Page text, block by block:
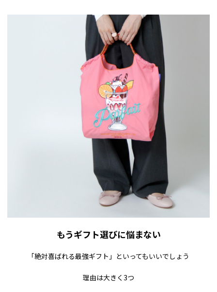
もうギフト選びに悩まない
「絶対喜ばれる最強ギフト」といってもいいでしょう
理由は大きく3つ